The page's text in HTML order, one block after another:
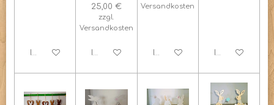
In den Warenkorb
25,00 €
zzgl.
Versandkosten
In den Warenkorb
Versandkosten
In den WarenkorbIn den